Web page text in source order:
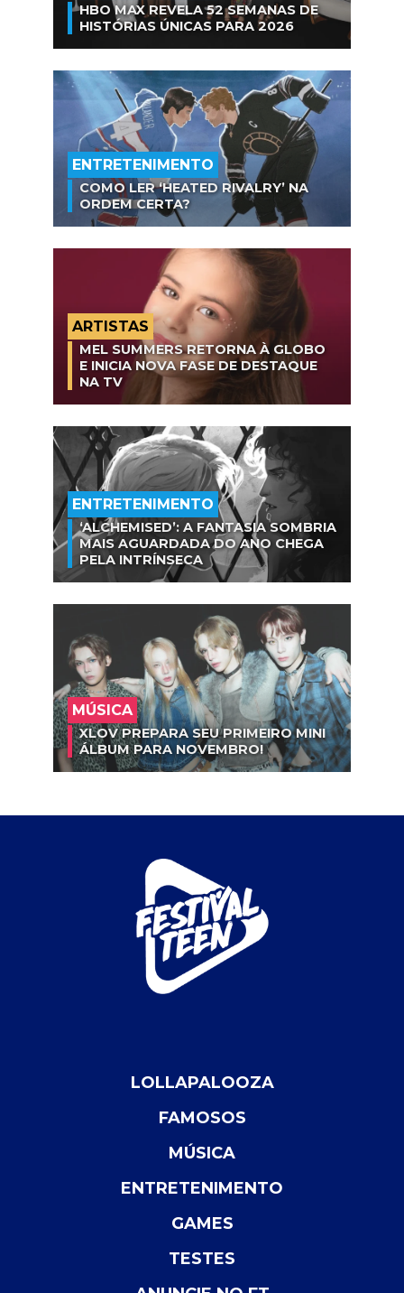
HBO MAX REVELA 52 SEMANAS DE
HISTÓRIAS ÚNICAS PARA 2026
ENTRETENIMENTO
COMO LER ‘HEATED RIVALRY’ NA
ORDEM CERTA?
ARTISTAS
MEL SUMMERS RETORNA À GLOBO
E INICIA NOVA FASE DE DESTAQUE
NA TV
ENTRETENIMENTO
‘ALCHEMISED’: A FANTASIA SOMBRIA
MAIS AGUARDADA DO ANO CHEGA
PELA INTRÍNSECA
MÚSICA
XLOV PREPARA SEU PRIMEIRO MINI
ÁLBUM PARA NOVEMBRO!
LOLLAPALOOZA
FAMOSOS
MÚSICA
ENTRETENIMENTO
GAMES
TESTES